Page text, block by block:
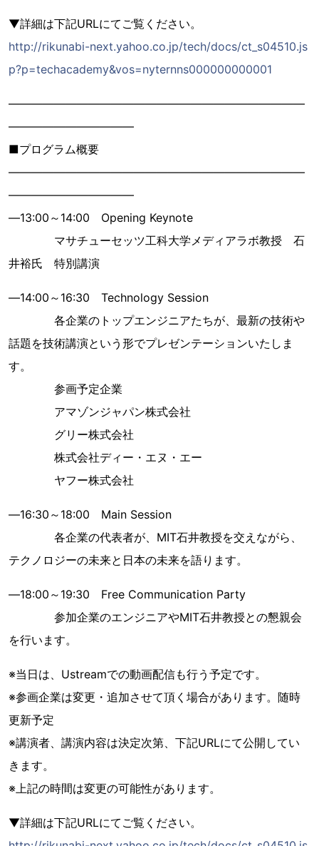
▼詳細は下記URLにてご覧ください。
http://rikunabi-next.yahoo.co.jp/tech/docs/ct_s04510.js
p?p=techacademy&vos=nyternns000000000001
――――――――――――――――――――――――――
―――――――――――
■プログラム概要
――――――――――――――――――――――――――
―――――――――――
―13:00～14:00 Opening Keynote
マサチューセッツ工科大学メディアラボ教授 石
井裕氏 特別講演
―14:00～16:30 Technology Session
各企業のトップエンジニアたちが、最新の技術や
話題を技術講演という形でプレゼンテーションいたしま
す。
参画予定企業
アマゾンジャパン株式会社
グリー株式会社
株式会社ディー・エヌ・エー
ヤフー株式会社
―16:30～18:00 Main Session
各企業の代表者が、MIT石井教授を交えながら、
テクノロジーの未来と日本の未来を語ります。
―18:00～19:30 Free Communication Party
参加企業のエンジニアやMIT石井教授との懇親会
を行います。
※当日は、Ustreamでの動画配信も行う予定です。
※参画企業は変更・追加させて頂く場合があります。随時
更新予定
※講演者、講演内容は決定次第、下記URLにて公開してい
きます。
※上記の時間は変更の可能性があります。
▼詳細は下記URLにてご覧ください。